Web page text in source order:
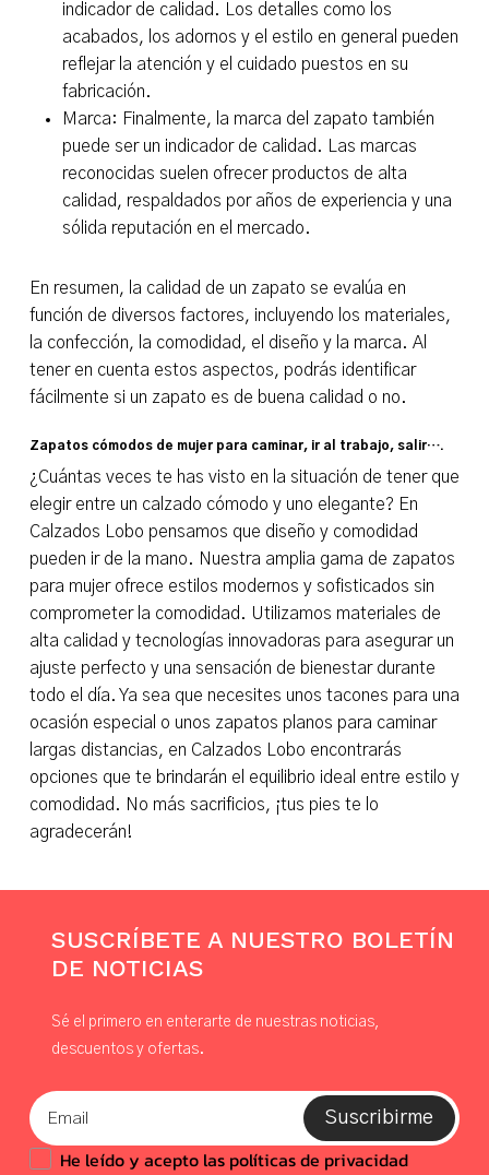
indicador de calidad. Los detalles como los
acabados, los adornos y el estilo en general pueden
reflejar la atención y el cuidado puestos en su
fabricación.
Marca: Finalmente, la marca del zapato también
puede ser un indicador de calidad. Las marcas
reconocidas suelen ofrecer productos de alta
calidad, respaldados por años de experiencia y una
sólida reputación en el mercado.
En resumen, la calidad de un zapato se evalúa en
función de diversos factores, incluyendo los materiales,
la confección, la comodidad, el diseño y la marca. Al
tener en cuenta estos aspectos, podrás identificar
fácilmente si un zapato es de buena calidad o no.
Zapatos cómodos de mujer para caminar, ir al trabajo, salir….
¿Cuántas veces te has visto en la situación de tener que
elegir entre un calzado cómodo y uno elegante? En
Calzados Lobo pensamos que diseño y comodidad
pueden ir de la mano. Nuestra amplia gama de zapatos
para mujer ofrece estilos modernos y sofisticados sin
comprometer la comodidad. Utilizamos materiales de
alta calidad y tecnologías innovadoras para asegurar un
ajuste perfecto y una sensación de bienestar durante
todo el día. Ya sea que necesites unos tacones para una
ocasión especial o unos zapatos planos para caminar
largas distancias, en Calzados Lobo encontrarás
opciones que te brindarán el equilibrio ideal entre estilo y
comodidad. No más sacrificios, ¡tus pies te lo
agradecerán!
SUSCRÍBETE A NUESTRO BOLETÍN
DE NOTICIAS
Sé el primero en enterarte de nuestras noticias,
descuentos y ofertas.
Suscribirme
He leído y acepto las políticas de privacidad